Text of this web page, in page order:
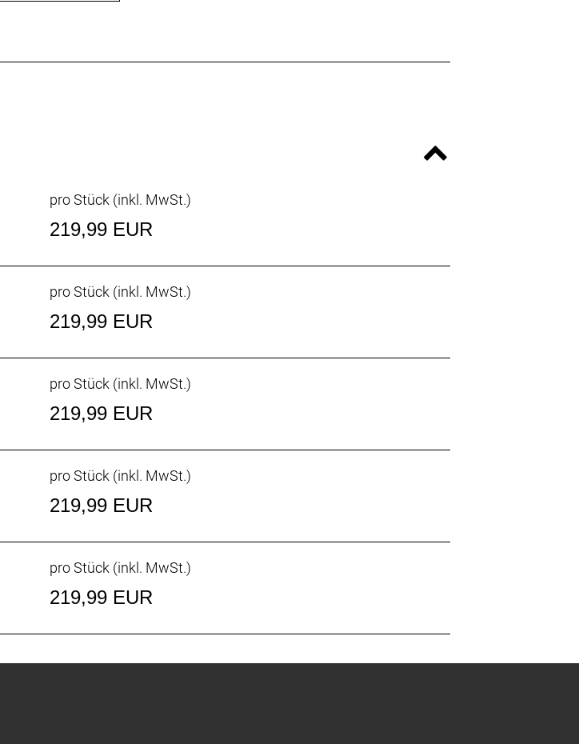
pro Stück (inkl. MwSt.)
219,99 EUR
pro Stück (inkl. MwSt.)
219,99 EUR
pro Stück (inkl. MwSt.)
219,99 EUR
pro Stück (inkl. MwSt.)
219,99 EUR
pro Stück (inkl. MwSt.)
219,99 EUR